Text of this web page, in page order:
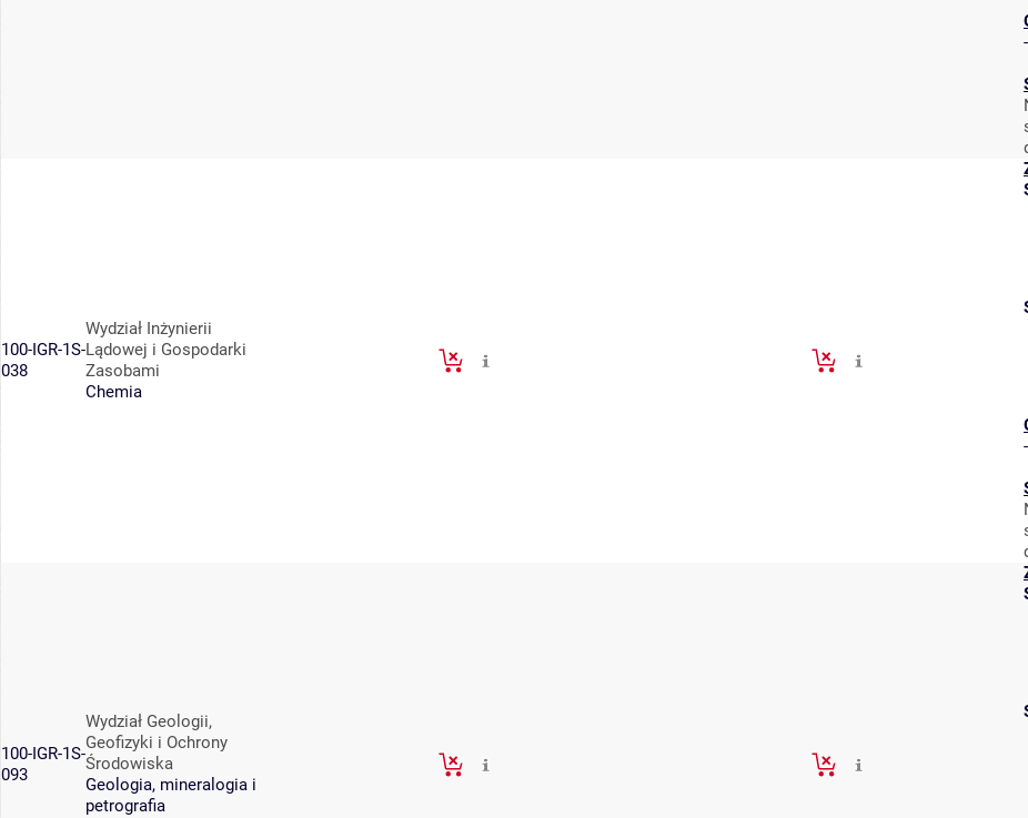
-
100-IGR-1S-
038
Wydział Inżynierii
Lądowej i Gospodarki
Zasobami
Chemia
-
100-IGR-1S-
093
Wydział Geologii,
Geofizyki i Ochrony
Środowiska
Geologia, mineralogia i
petrografia